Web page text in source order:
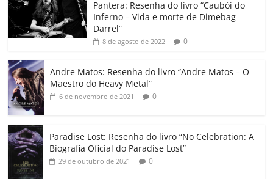
o
k
p a
ss
ro
o
k h
ar
Pantera: Resenha do livro “Caubói do
Inferno – Vida e morte de Dimebag
Darrel”
8 de agosto de 2022 0
Andre Matos: Resenha do livro “Andre Matos – O
Maestro do Heavy Metal”
6 de novembro de 2021 0
Paradise Lost: Resenha do livro “No Celebration: A
Biografia Oficial do Paradise Lost”
29 de outubro de 2021 0